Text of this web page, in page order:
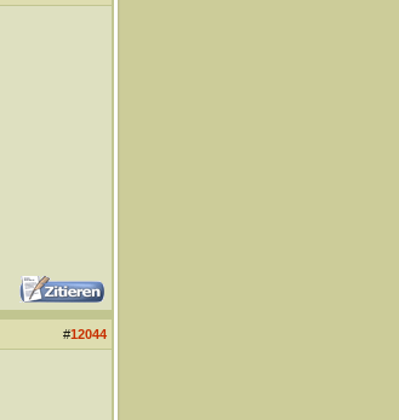
#12044